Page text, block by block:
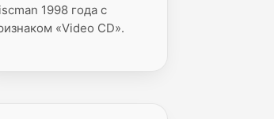
1998 года с
«Video CD».